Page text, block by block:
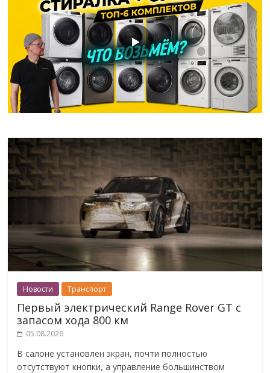
Новости Транспорт
Первый электрический Range Rover GT с
запасом хода 800 км
05.08.2026
В салоне установлен экран, почти полностью
отсутствуют кнопки, а управление большинством